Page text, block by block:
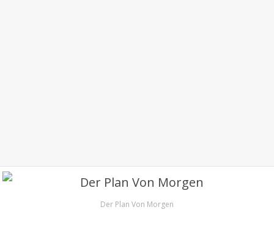
Der Plan Von Morgen